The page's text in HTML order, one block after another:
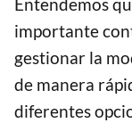
importante
gestionar la
de manera
diferentes